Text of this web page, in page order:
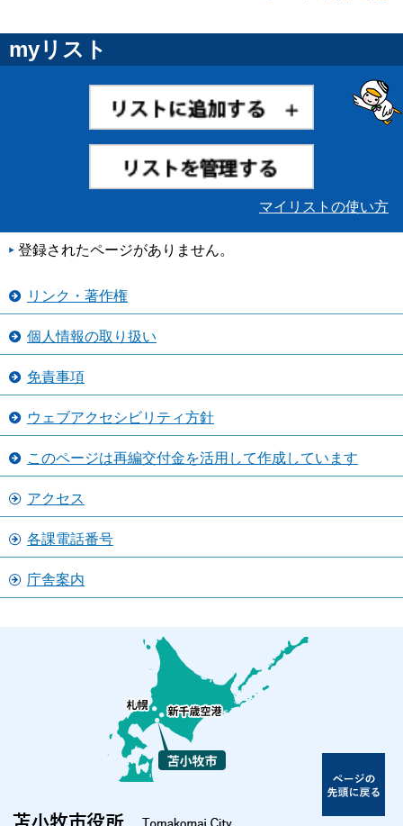
myリスト
マイリストの使い方
登録されたページがありません。
リンク・著作権
個人情報の取り扱い
免責事項
ウェブアクセシビリティ方針
このページは再編交付金を活用して作成しています
アクセス
各課電話番号
庁舎案内